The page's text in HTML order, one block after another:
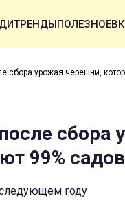
ТРЕНДЫПОЛЕЗНОЕ
сбора урожая черешни,
сбора
99%
году